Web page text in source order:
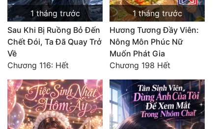
1 tháng trước
Sau Khi Bị Ruồng Bỏ Đến
Chết Đói, Ta Đã Quay Trở
Về
Chương 116: Hết
1 tháng trước
Hương Tương Đầy Viên:
Nông Môn Phúc Nữ
Muốn Phát Gia
Chương 198 Hết